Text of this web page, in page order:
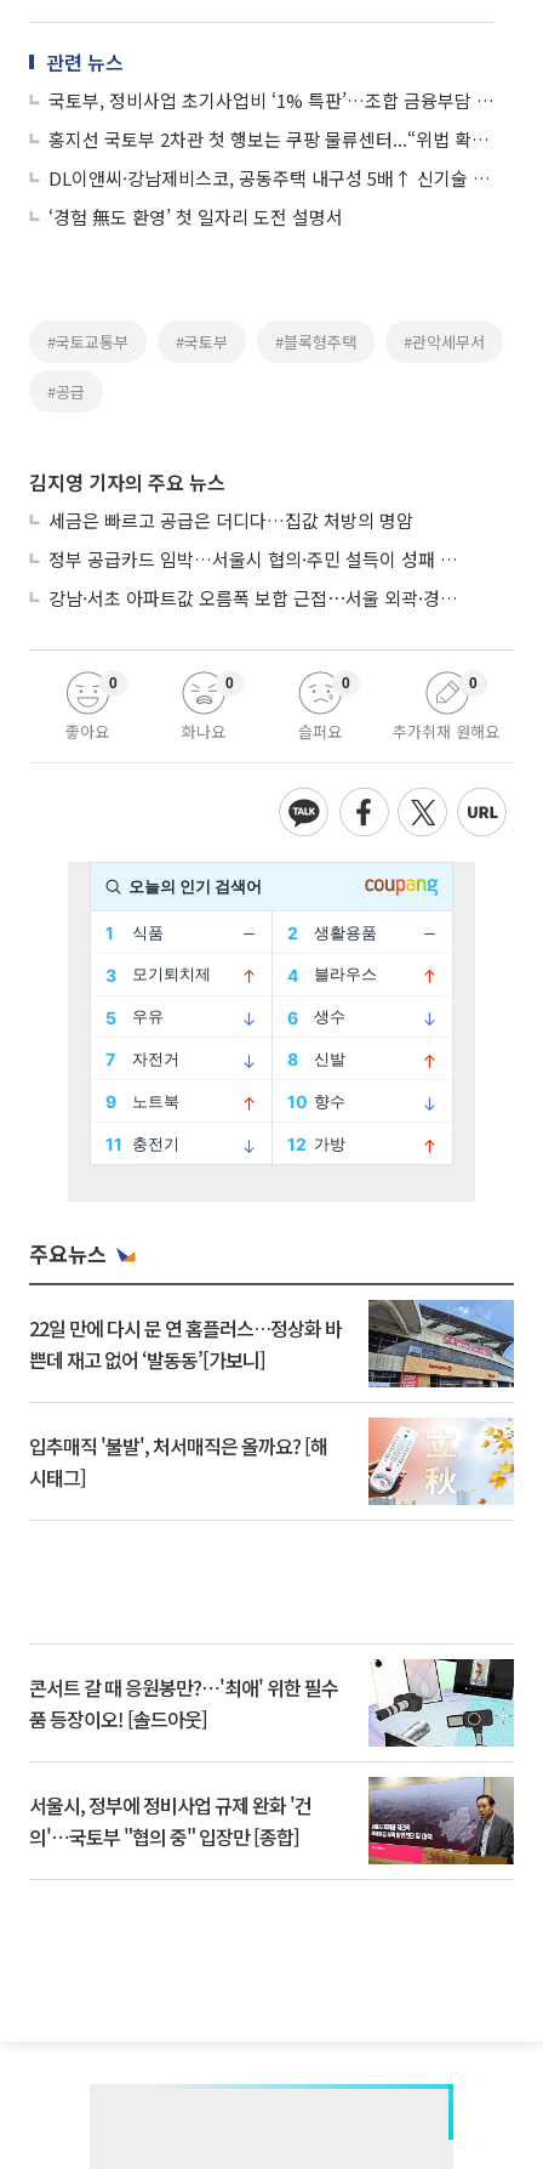
관련 뉴스
국토부, 정비사업 초기사업비 ‘1% 특판’…조합 금융부담 완화
홍지선 국토부 2차관 첫 행보는 쿠팡 물류센터...“위법 확인 시 엄중 조치”
DL이앤씨·강남제비스코, 공동주택 내구성 5배↑ 신기술 국토부 인증
‘경험 無도 환영’ 첫 일자리 도전 설명서
#국토교통부 #국토부 #블록형주택 #관악세무서
#공급
김지영 기자의 주요 뉴스
세금은 빠르고 공급은 더디다…집값 처방의 명암
정부 공급카드 임박…서울시 협의·주민 설득이 성패 가른다
강남·서초 아파트값 오름폭 보합 근접⋯서울 외곽·경기 남부 중심 매수세
좋아요
0
화나요
0
슬퍼요
0
추가취재 원해요
0
주요뉴스
22일 만에 다시 문 연 홈플러스…정상화 바
쁜데 재고 없어 ‘발동동’[가보니]
입추매직 '불발', 처서매직은 올까요? [해
시태그]
콘서트 갈 때 응원봉만?⋯'최애' 위한 필수
품 등장이오! [솔드아웃]
서울시, 정부에 정비사업 규제 완화 '건
의'⋯국토부 "협의 중" 입장만 [종합]